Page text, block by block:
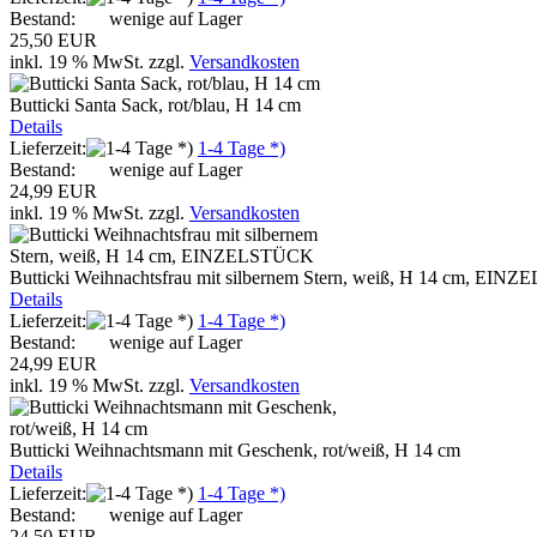
Bestand:
wenige auf Lager
25,50 EUR
inkl. 19 % MwSt. zzgl. Versandkosten
Butticki Santa Sack, rot/blau, H 14 cm
Details
Lieferzeit:
1-4 Tage *)
Bestand:
wenige auf Lager
24,99 EUR
inkl. 19 % MwSt. zzgl. Versandkosten
Butticki Weihnachtsfrau mit silbernem Stern, weiß, H 14 cm,
Details
Lieferzeit:
1-4 Tage *)
Bestand:
wenige auf Lager
24,99 EUR
inkl. 19 % MwSt. zzgl. Versandkosten
Butticki Weihnachtsmann mit Geschenk, rot/weiß, H 14 cm
Details
Lieferzeit:
1-4 Tage *)
Bestand:
wenige auf Lager